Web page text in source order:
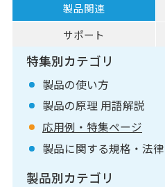
製品関連
サポート
特集別カテゴリ
製品の使い方
製品の原理 用語解説
応用例・特集ページ
製品に関する規格・法律
製品別カテゴリ